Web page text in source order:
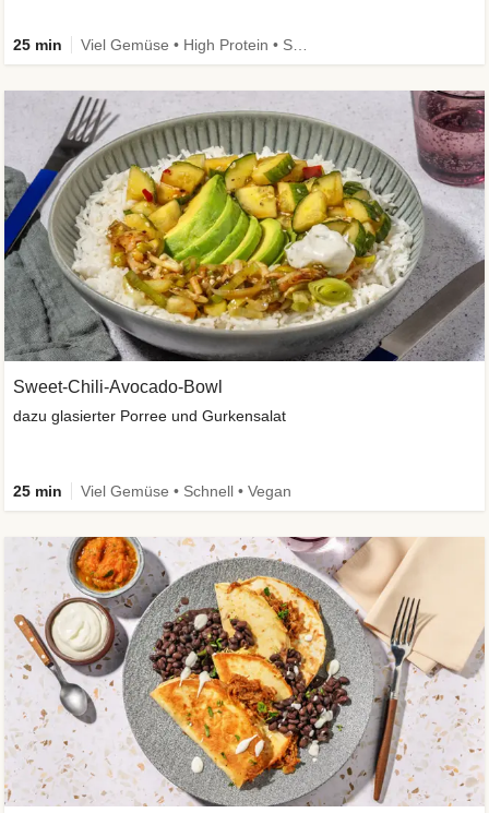
25 min
Sweet-Chili-Avocado-Bowl
dazu glasierter Porree und Gurkensalat
25 min Viel Gemüse • Schnell • Vegan